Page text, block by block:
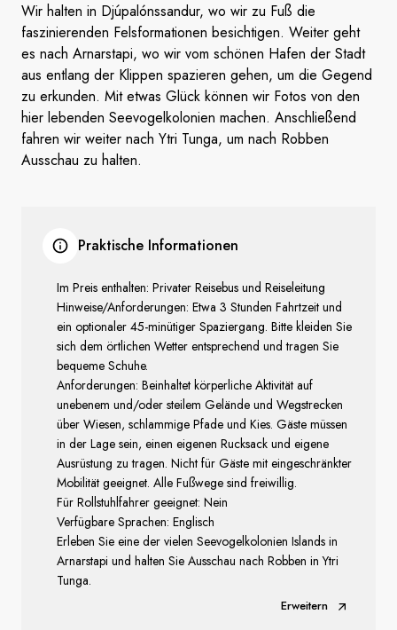
Wir halten in Djúpalónssandur, wo wir zu Fuß die
faszinierenden Felsformationen besichtigen. Weiter geht
es nach Arnarstapi, wo wir vom schönen Hafen der Stadt
aus entlang der Klippen spazieren gehen, um die Gegend
zu erkunden. Mit etwas Glück können wir Fotos von den
hier lebenden Seevogelkolonien machen. Anschließend
fahren wir weiter nach Ytri Tunga, um nach Robben
Ausschau zu halten.
Praktische Informationen
Im Preis enthalten: Privater Reisebus und Reiseleitung
Hinweise/Anforderungen: Etwa 3 Stunden Fahrtzeit und
ein optionaler 45-minütiger Spaziergang. Bitte kleiden Sie
sich dem örtlichen Wetter entsprechend und tragen Sie
bequeme Schuhe.
Anforderungen: Beinhaltet körperliche Aktivität auf
unebenem und/oder steilem Gelände und Wegstrecken
über Wiesen, schlammige Pfade und Kies. Gäste müssen
in der Lage sein, einen eigenen Rucksack und eigene
Ausrüstung zu tragen. Nicht für Gäste mit eingeschränkter
Mobilität geeignet. Alle Fußwege sind freiwillig.
Für Rollstuhlfahrer geeignet: Nein
Verfügbare Sprachen: Englisch
Erleben Sie eine der vielen Seevogelkolonien Islands in
Arnarstapi und halten Sie Ausschau nach Robben in Ytri
Tunga.
Erweitern